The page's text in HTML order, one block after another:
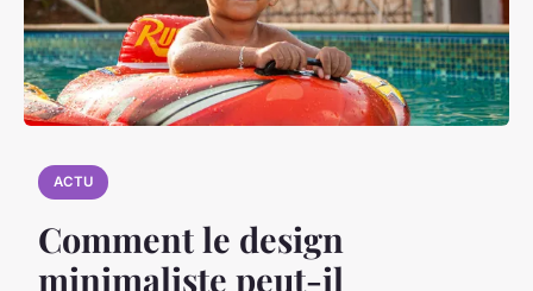
ACTU
Comment le design
minimaliste peut-il